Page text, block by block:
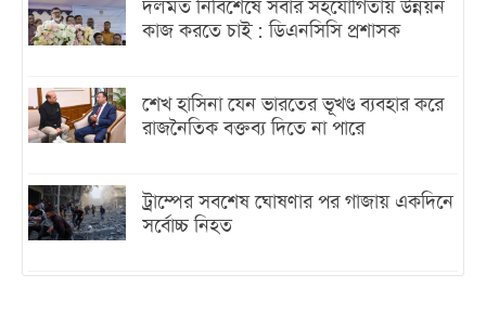
দলমত নির্বিশেষে সবার সহযোগিতায় উন্নয়ন
কাজ করতে চাই : ডিএনসিসি প্রশাসক
শেখ হাসিনা যেন ভারতের ভূখণ্ড ব্যবহার করে
রাজনৈতিক বক্তব্য দিতে না পারে
ট্রাম্পের সবশেষ ঘোষণার পর গাজায় একদিনে
সর্বোচ্চ নিহত